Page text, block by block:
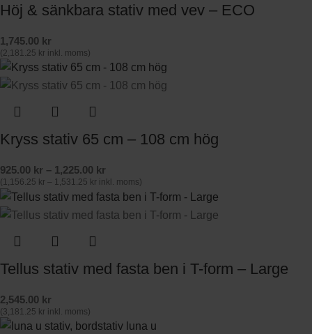
Höj & sänkbara stativ med vev – ECO
1,745.00 kr
(2,181.25 kr inkl. moms)
Kryss stativ 65 cm – 108 cm hög
925.00 kr – 1,225.00 kr
( 1,156.25 kr – 1,531.25 kr inkl. moms)
Tellus stativ med fasta ben i T-form – Large
2,545.00 kr
(3,181.25 kr inkl. moms)